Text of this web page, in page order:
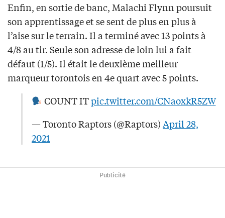
Enfin, en sortie de banc, Malachi Flynn poursuit
son apprentissage et se sent de plus en plus à
l’aise sur le terrain. Il a terminé avec 13 points à
4/8 au tir. Seule son adresse de loin lui a fait
défaut (1/5). Il était le deuxième meilleur
marqueur torontois en 4e quart avec 5 points.
COUNT ITpic.twitter.com/CNaoxkR5ZW
— Toronto Raptors (@Raptors)April 28,
2021
Publicité